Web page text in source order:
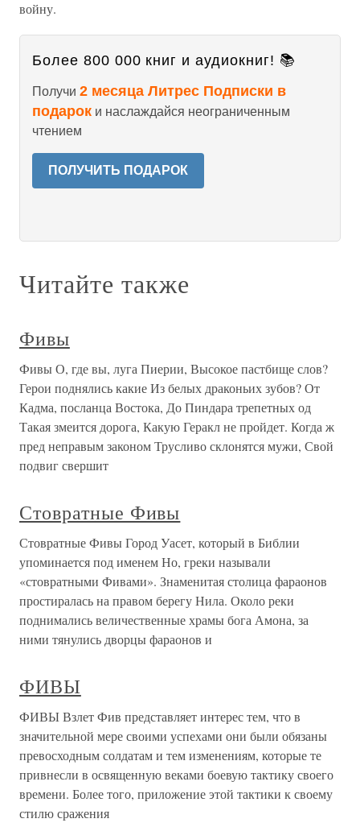
войну.
Более 800 000 книг и аудиокниг! 📚
Получи 2 месяца Литрес Подписки в
подарок и наслаждайся неограниченным
чтением
ПОЛУЧИТЬ ПОДАРОК
Читайте также
Фивы
Фивы О, где вы, луга Пиерии, Высокое пастбище слов?
Герои поднялись какие Из белых драконьих зубов? От
Кадма, посланца Востока, До Пиндара трепетных од
Такая змеится дорога, Какую Геракл не пройдет. Когда ж
пред неправым законом Трусливо склонятся мужи, Свой
подвиг свершит
Стовратные Фивы
Стовратные Фивы Город Уасет, который в Библии
упоминается под именем Но, греки называли
«стовратными Фивами». Знаменитая столица фараонов
простиралась на правом берегу Нила. Около реки
поднимались величественные храмы бога Амона, за
ними тянулись дворцы фараонов и
ФИВЫ
ФИВЫ Взлет Фив представляет интерес тем, что в
значительной мере своими успехами они были обязаны
превосходным солдатам и тем изменениям, которые те
привнесли в освященную веками боевую тактику своего
времени. Более того, приложение этой тактики к своему
стилю сражения